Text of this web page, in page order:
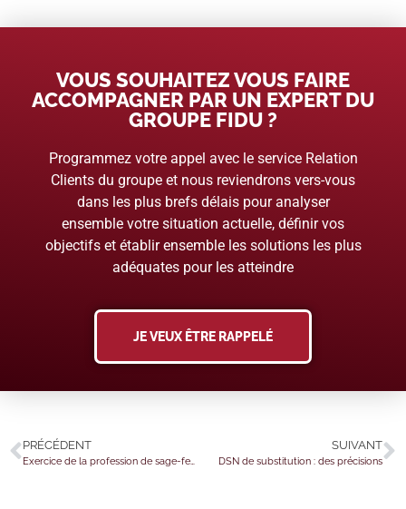
VOUS SOUHAITEZ VOUS FAIRE
ACCOMPAGNER PAR UN EXPERT DU
GROUPE FIDU ?
Programmez votre appel avec le service Relation
Clients du groupe et nous reviendrons vers-vous
dans les plus brefs délais pour analyser
ensemble votre situation actuelle, définir vos
objectifs et établir ensemble les solutions les plus
adéquates pour les atteindre
JE VEUX ÊTRE RAPPELÉ
PRÉCÉDENT
Exercice de la profession de sage-femme : de nouvelles conditions pour les étudiants remplaçants
SUIVANT
DSN de substitution : des précisions